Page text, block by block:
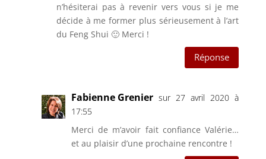
n’hésiterai pas à revenir vers vous si je me
décide à me former plus sérieusement à l’art
du Feng Shui 🙂 Merci !
Réponse
Fabienne Grenier sur 27 avril 2020 à
17:55
Merci de m’avoir fait confiance Valérie…
et au plaisir d’une prochaine rencontre !